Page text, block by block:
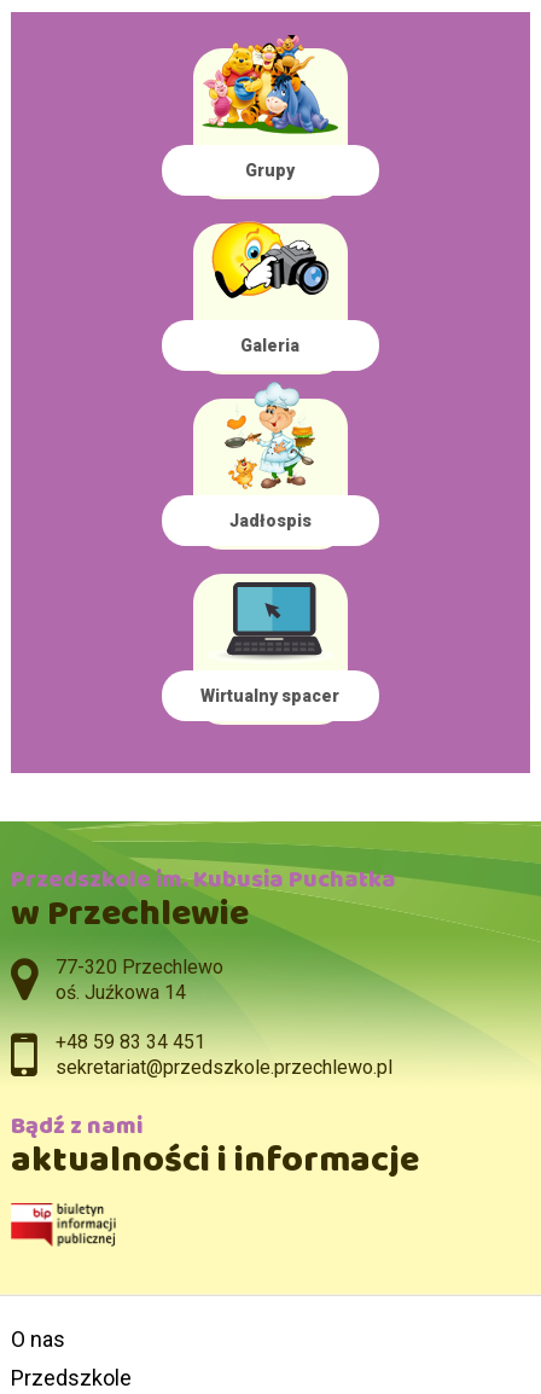
Grupy
Galeria
Jadłospis
Wirtualny spacer
Przedszkole im. Kubusia Puchatka
w Przechlewie
Adres pocztowy:
77-320 Przechlewo
oś. Juźkowa 14
+48 59 83 34 451
sekretariat@przedszkole.przechlewo.pl
Bądź z nami
aktualności i informacje
O nas
Przedszkole